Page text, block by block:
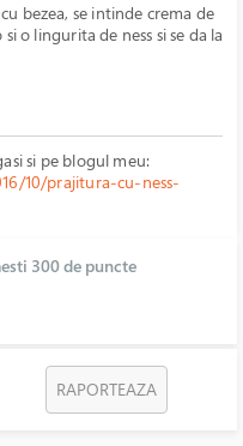
bezea, se intinde crema de
o lingurita de ness si se da la
si pe blogul meu:
10/prajitura-cu-ness-
300 de puncte
RAPORTEAZA